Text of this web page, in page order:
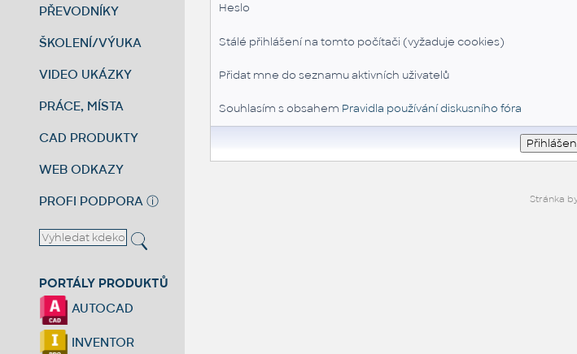
PŘEVODNÍKY
ŠKOLENÍ/VÝUKA
VIDEO UKÁZKY
PRÁCE, MÍSTA
CAD PRODUKTY
WEB ODKAZY
PROFI PODPORA ⓘ
PORTÁLY PRODUKTŮ
AUTOCAD
INVENTOR
Heslo
Stálé přihlášení na tomto počítači (vyžaduje cookies)
Přidat mne do seznamu aktivních uživatelů
Souhlasím s obsahem Pravidla používání diskusního fóra
Stránka